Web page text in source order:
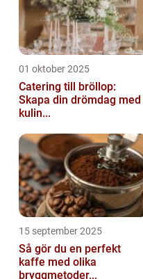
01 oktober 2025
Catering till bröllop:
Skapa din drömdag med
kulin...
15 september 2025
Så gör du en perfekt
kaffe med olika
bryggmetoder...